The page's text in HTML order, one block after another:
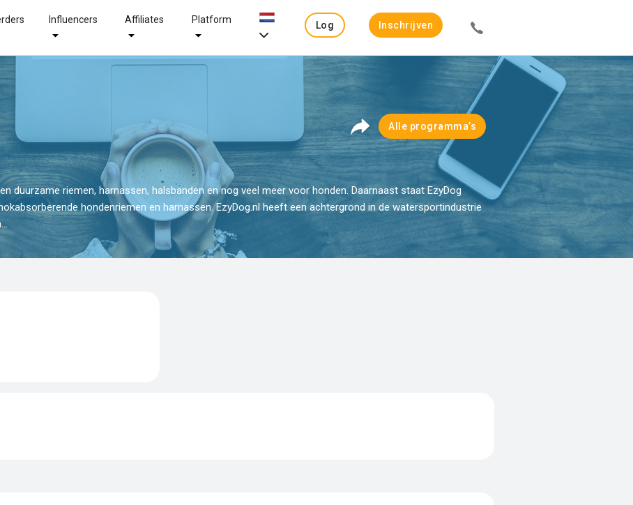
Influencers Affiliates Platform
Log
Inschrijven
Alle programma’s
duurzame riemen, harnassen, halsbanden en nog veel meer voor honden. Daarnaast staat EzyDog
hondenriemen en harnassen. EzyDog.nl heeft een achtergrond in de watersportindustrie